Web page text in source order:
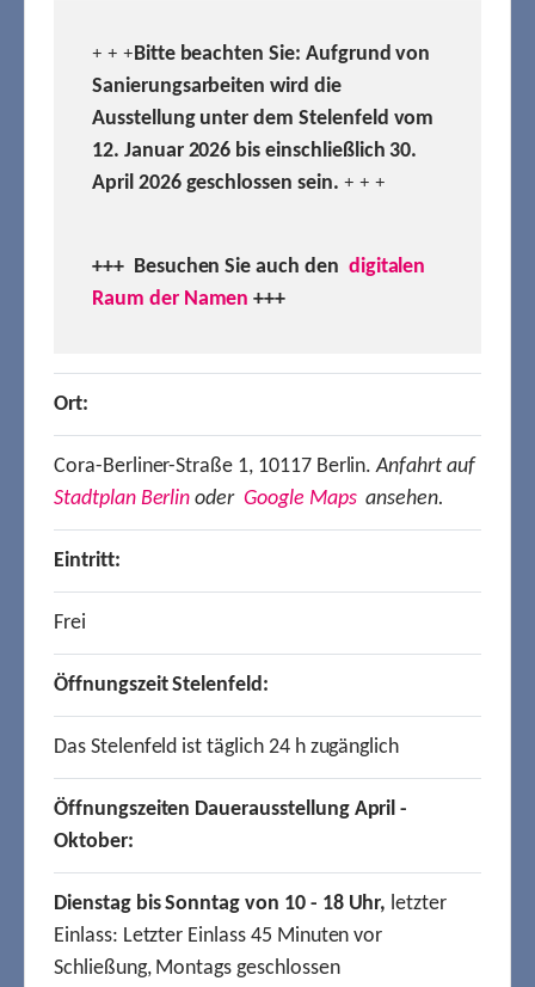
+ + +Bitte beachten Sie: Aufgrund von
Sanierungsarbeiten wird die
Ausstellung unter dem Stelenfeld vom
12. Januar 2026 bis einschließlich 30.
April 2026 geschlossen sein. + + +
+++ Besuchen Sie auch den digitalen
Raum der Namen +++
Ort:
Cora-Berliner-Straße 1, 10117 Berlin.Anfahrt auf
Stadtplan Berlin oder Google Mapsansehen.
Eintritt:
Frei
Öffnungszeit Stelenfeld:
Das Stelenfeld ist täglich 24 h zugänglich
Öffnungszeiten Dauerausstellung April -
Oktober:
Dienstag bis Sonntag von 10 - 18 Uhr, letzter
Einlass: Letzter Einlass 45 Minuten vor
Schließung, Montags geschlossen